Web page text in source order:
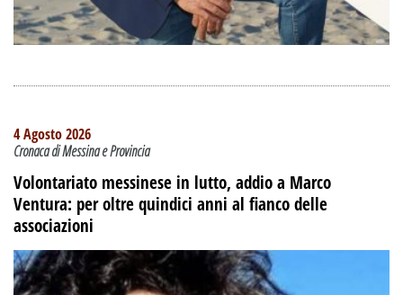
4 Agosto 2026
Cronaca di Messina e Provincia
Volontariato messinese in lutto, addio a Marco
Ventura: per oltre quindici anni al fianco delle
associazioni